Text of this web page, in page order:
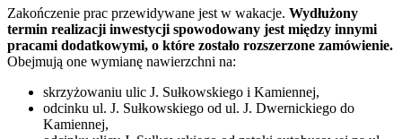
Zakończenie prac przewidywane jest w wakacje. Wydłużony
termin realizacji inwestycji spowodowany jest między innymi
pracami dodatkowymi, o które zostało rozszerzone zamówienie.
Obejmują one wymianę nawierzchni na:
skrzyżowaniu ulic J. Sułkowskiego i Kamiennej,
odcinku ul. J. Sułkowskiego od ul. J. Dwernickiego do
Kamiennej,